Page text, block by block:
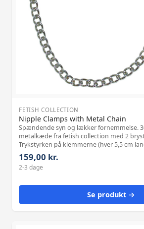
FETISH COLLECTION
Nipple Clamps with Metal Chain
Spændende syn og lækker fornemmelse.
metalkæde fra fetish collection med 2
Trykstyrken på klemmerne (hver 5,5 cm
kan justeres individuelt med
beskyttelsesdæksler på klemmerne kan f
159,00 kr.
2-3 dage
Se produkt →